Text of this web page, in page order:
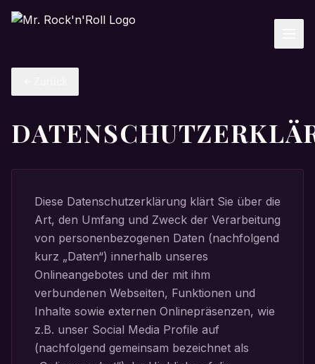
Diese Datenschutzerklärung klärt Sie über die
Art, den Umfang und Zweck der Verarbeitung
von personenbezogenen Daten (nachfolgend
kurz „Daten“) innerhalb unseres
Onlineangebotes und der mit ihm
verbundenen Webseiten, Funktionen und
Inhalte sowie externen Onlinepräsenzen, wie
z.B. unser Social Media Profile auf
(nachfolgend gemeinsam bezeichnet als